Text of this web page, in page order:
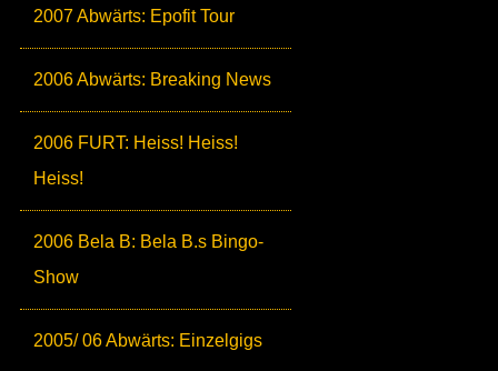
2007 Abwärts: Epofit Tour
2006 Abwärts: Breaking News
2006 FURT: Heiss! Heiss!
Heiss!
2006 Bela B: Bela B.s Bingo-
Show
2005/ 06 Abwärts: Einzelgigs